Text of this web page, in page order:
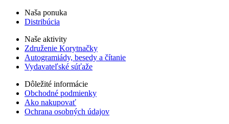
Naša ponuka
Distribúcia
Naše aktivity
Združenie Korytnačky
Autogramiády, besedy a čítanie
Vydavateľské súťaže
Dôležité informácie
Obchodné podmienky
Ako nakupovať
Ochrana osobných údajov